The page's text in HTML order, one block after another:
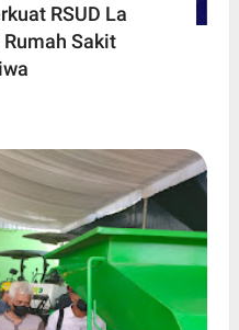
RSUD La
Sakit